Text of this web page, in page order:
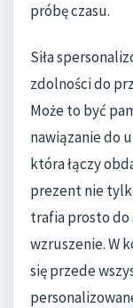
próbę czasu.
Siła
zdolności do
Może to być
nawiązanie do
która łączy
prezent nie
trafia prosto do
wzruszenie. W
się przede